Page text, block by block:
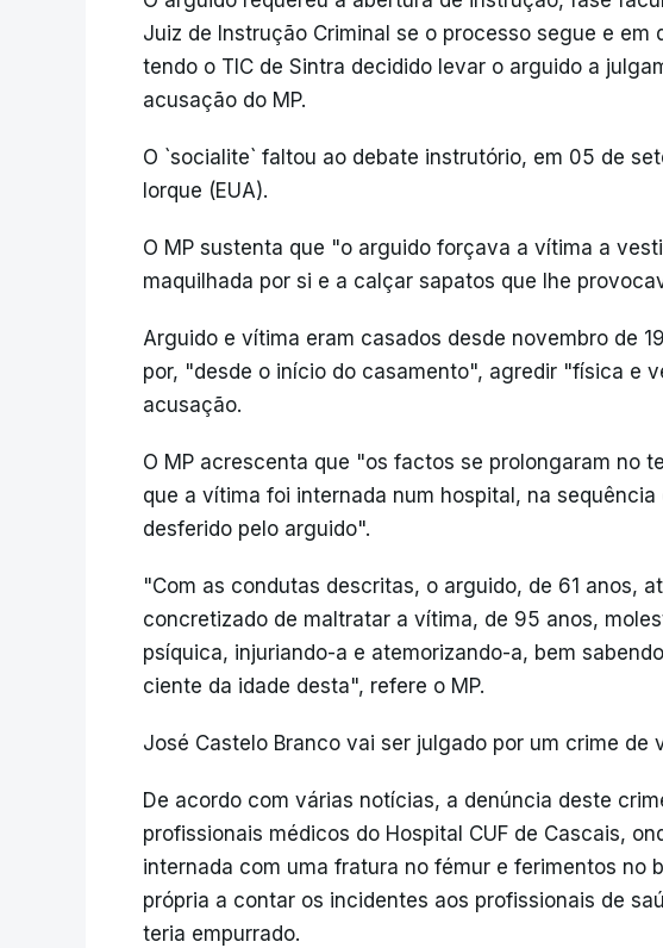
Juiz de Instrução Criminal se o processo segue e em
tendo o TIC de Sintra decidido levar o arguido a
acusação do MP.
O `socialite` faltou ao debate instrutório, em 05 de
Iorque (EUA).
O MP sustenta que "o arguido forçava a vítima a
maquilhada por si e a calçar sapatos que lhe
Arguido e vítima eram casados desde novembro de
por, "desde o início do casamento", agredir "física e
acusação.
O MP acrescenta que "os factos se prolongaram no
que a vítima foi internada num hospital, na
desferido pelo arguido".
"Com as condutas descritas, o arguido, de 61 anos,
concretizado de maltratar a vítima, de 95 anos,
psíquica, injuriando-a e atemorizando-a, bem
ciente da idade desta", refere o MP.
José Castelo Branco vai ser julgado por um crime de
De acordo com várias notícias, a denúncia deste
profissionais médicos do Hospital CUF de Cascais,
internada com uma fratura no fémur e ferimentos no
própria a contar os incidentes aos profissionais de
teria empurrado.